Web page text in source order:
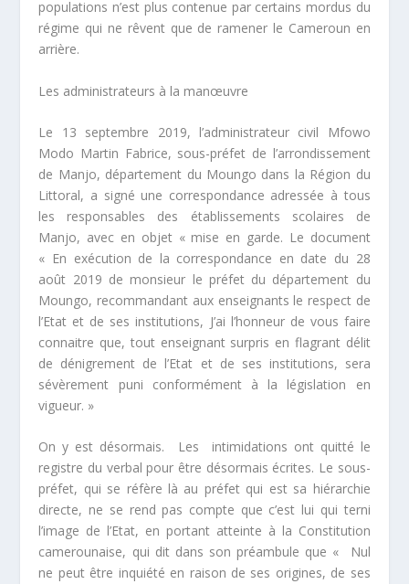
populations n’est plus contenue par certains mordus du
régime qui ne rêvent que de ramener le Cameroun en
arrière.
Les administrateurs à la manœuvre
Le 13 septembre 2019, l’administrateur civil Mfowo
Modo Martin Fabrice, sous-préfet de l’arrondissement
de Manjo, département du Moungo dans la Région du
Littoral, a signé une correspondance adressée à tous
les responsables des établissements scolaires de
Manjo, avec en objet « mise en garde. Le document
« En exécution de la correspondance en date du 28
août 2019 de monsieur le préfet du département du
Moungo, recommandant aux enseignants le respect de
l’Etat et de ses institutions, J’ai l’honneur de vous faire
connaitre que, tout enseignant surpris en flagrant délit
de dénigrement de l’Etat et de ses institutions, sera
sévèrement puni conformément à la législation en
vigueur. »
On y est désormais. Les intimidations ont quitté le
registre du verbal pour être désormais écrites. Le sous-
préfet, qui se réfère là au préfet qui est sa hiérarchie
directe, ne se rend pas compte que c’est lui qui terni
l’image de l’Etat, en portant atteinte à la Constitution
camerounaise, qui dit dans son préambule que « Nul
ne peut être inquiété en raison de ses origines, de ses